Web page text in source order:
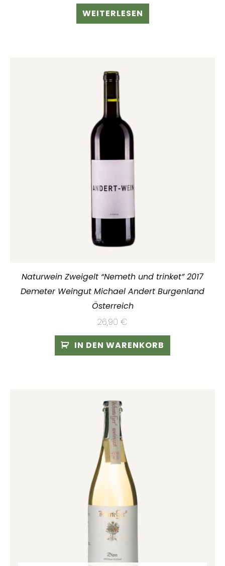
WEITERLESEN
Naturwein Zweigelt “Nemeth und trinket” 2017
Demeter Weingut Michael Andert Burgenland
Österreich
26,90 €
IN DEN WARENKORB